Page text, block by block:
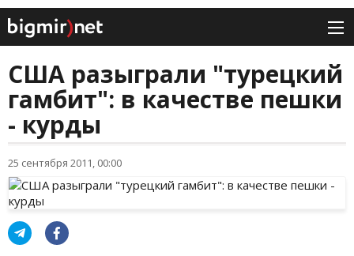
США разыграли "турецкий
гамбит": в качестве пешки
- курды
25 сентября 2011, 00:00